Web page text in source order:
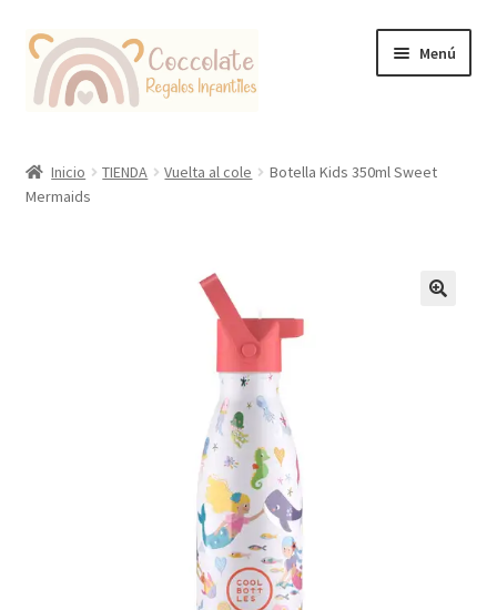
Ir
la
Ir
contenido
Menú
Coccolate Puericultura y Juguetería Educativa
Inicio TIENDA Vuelta al cole
Botella Kids 350ml Sweet
Mermaids